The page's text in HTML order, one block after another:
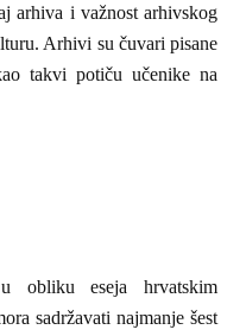
arhiva i važnost arhivskog
Arhivi su čuvari pisane
takvi potiču učenike na
obliku eseja hrvatskim
sadržavati najmanje šest